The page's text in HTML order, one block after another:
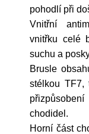
pohodlí při
Vnitřní
vnitřku celé
suchu a
Brusle
stélkou TF7,
chodidel.
Horní část